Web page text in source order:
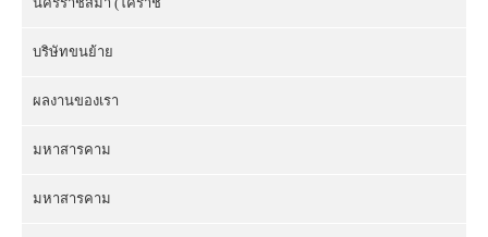
บริษัทขนย้าย
ผลงานของเรา
มหาสารคาม
มหาสารคาม